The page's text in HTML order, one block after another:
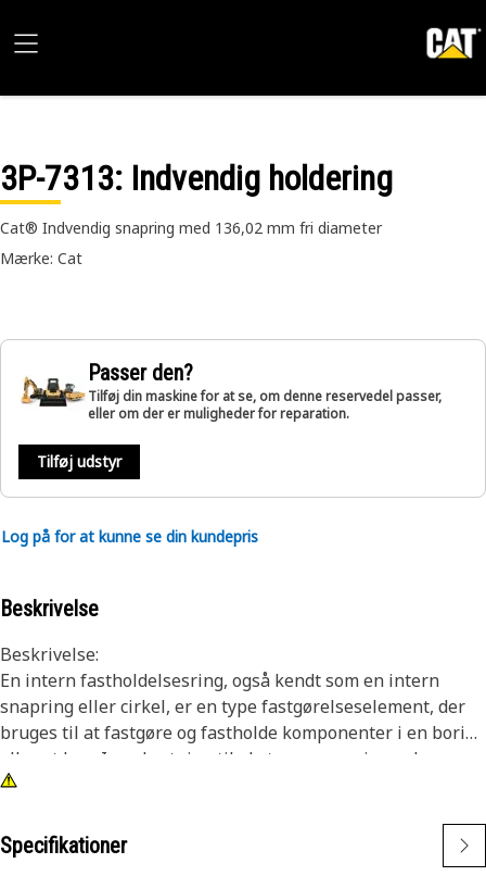
3P-7313: Indvendig holdering
Cat® Indvendig snapring med 136,02 mm fri diameter
Mærke: Cat
Passer den?
Tilføj din maskine for at se, om denne reservedel passer,
eller om der er muligheder for reparation.
Tilføj udstyr
Log på for at kunne se din kundepris
Beskrivelse
Beskrivelse:
En intern fastholdelsesring, også kendt som en intern
snapring eller cirkel, er en type fastgørelseselement, der
bruges til at fastgøre og fastholde komponenter i en boring
eller et hus. I modsætning til eksterne snapringe, der
passer over en aksel eller stift, installeres interne
komponenter på plads. Hovedformålet med en intern
snapring er at forhindre aksial bevægelse eller
Specifikationer